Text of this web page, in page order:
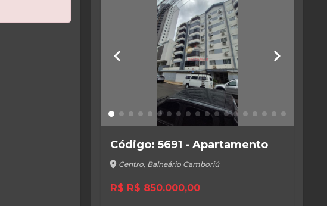
keyboard_arrow_left keyboard_arrow_right
Código: 5691 - Apartamento
location_on Centro, Balneário Camboriú
R$ R$ 850.000,00